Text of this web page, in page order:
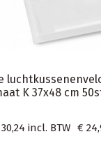
- 50